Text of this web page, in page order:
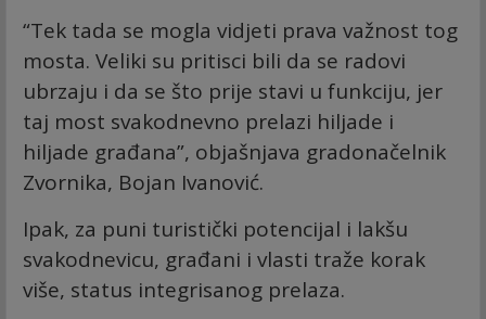
“Tek tada se mogla vidjeti prava važnost tog
mosta. Veliki su pritisci bili da se radovi
ubrzaju i da se što prije stavi u funkciju, jer
taj most svakodnevno prelazi hiljade i
hiljade građana”, objašnjava gradonačelnik
Zvornika, Bojan Ivanović.
Ipak, za puni turistički potencijal i lakšu
svakodnevicu, građani i vlasti traže korak
više, status integrisanog prelaza.